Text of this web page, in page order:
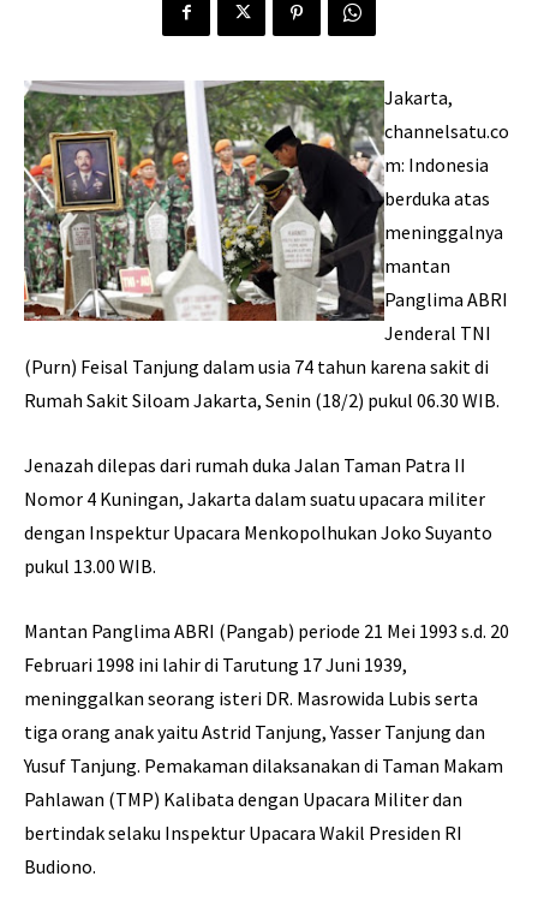
Jakarta,
channelsatu.co
m: Indonesia
berduka atas
meninggalnya
mantan
Panglima ABRI
Jenderal TNI
(Purn) Feisal Tanjung dalam usia 74 tahun karena sakit di
Rumah Sakit Siloam Jakarta, Senin (18/2) pukul 06.30 WIB.
Jenazah dilepas dari rumah duka Jalan Taman Patra II
Nomor 4 Kuningan, Jakarta dalam suatu upacara militer
dengan Inspektur Upacara Menkopolhukan Joko Suyanto
pukul 13.00 WIB.
Mantan Panglima ABRI (Pangab) periode 21 Mei 1993 s.d. 20
Februari 1998 ini lahir di Tarutung 17 Juni 1939,
meninggalkan seorang isteri DR. Masrowida Lubis serta
tiga orang anak yaitu Astrid Tanjung, Yasser Tanjung dan
Yusuf Tanjung. Pemakaman dilaksanakan di Taman Makam
Pahlawan (TMP) Kalibata dengan Upacara Militer dan
bertindak selaku Inspektur Upacara Wakil Presiden RI
Budiono.